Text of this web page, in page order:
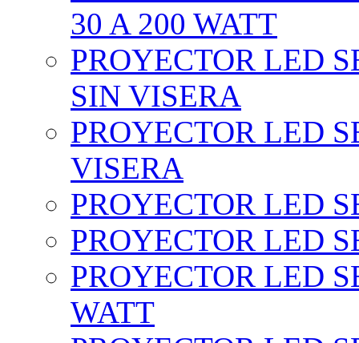
30 A 200 WATT
PROYECTOR LED
SIN VISERA
PROYECTOR LED
VISERA
PROYECTOR LED
PROYECTOR LED
PROYECTOR LED
WATT